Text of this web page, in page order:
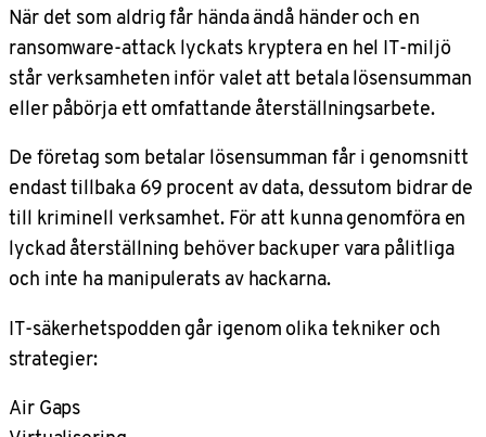
När det som aldrig får hända ändå händer och en
ransomware-attack lyckats kryptera en hel IT-miljö
står verksamheten inför valet att betala lösensumman
eller påbörja ett omfattande återställningsarbete.
De företag som betalar lösensumman får i genomsnitt
endast tillbaka 69 procent av data, dessutom bidrar de
till kriminell verksamhet. För att kunna genomföra en
lyckad återställning behöver backuper vara pålitliga
och inte ha manipulerats av hackarna.
IT-säkerhetspodden går igenom olika tekniker och
strategier:
Air Gaps